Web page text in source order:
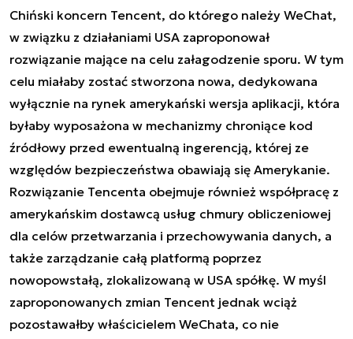
Chiński koncern Tencent, do którego należy WeChat,
w związku z działaniami USA zaproponował
rozwiązanie mające na celu załagodzenie sporu. W tym
celu miałaby zostać stworzona nowa, dedykowana
wyłącznie na rynek amerykański wersja aplikacji, która
byłaby wyposażona w mechanizmy chroniące kod
źródłowy przed ewentualną ingerencją, której ze
względów bezpieczeństwa obawiają się Amerykanie.
Rozwiązanie Tencenta obejmuje również współpracę z
amerykańskim dostawcą usług chmury obliczeniowej
dla celów przetwarzania i przechowywania danych, a
także zarządzanie całą platformą poprzez
nowopowstałą, zlokalizowaną w USA spółkę. W myśl
zaproponowanych zmian Tencent jednak wciąż
pozostawałby właścicielem WeChata, co nie